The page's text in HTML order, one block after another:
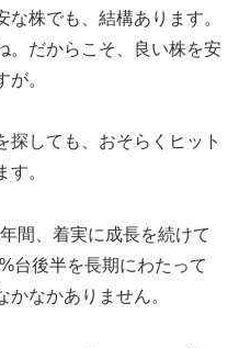
株でも、結構あります。
。だからこそ、良い株を安
。
探しても、おそらくヒット
。
間、着実に成長を続けて
台後半を長期にわたって
なかありません。